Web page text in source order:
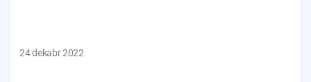
24 dekabr 2022